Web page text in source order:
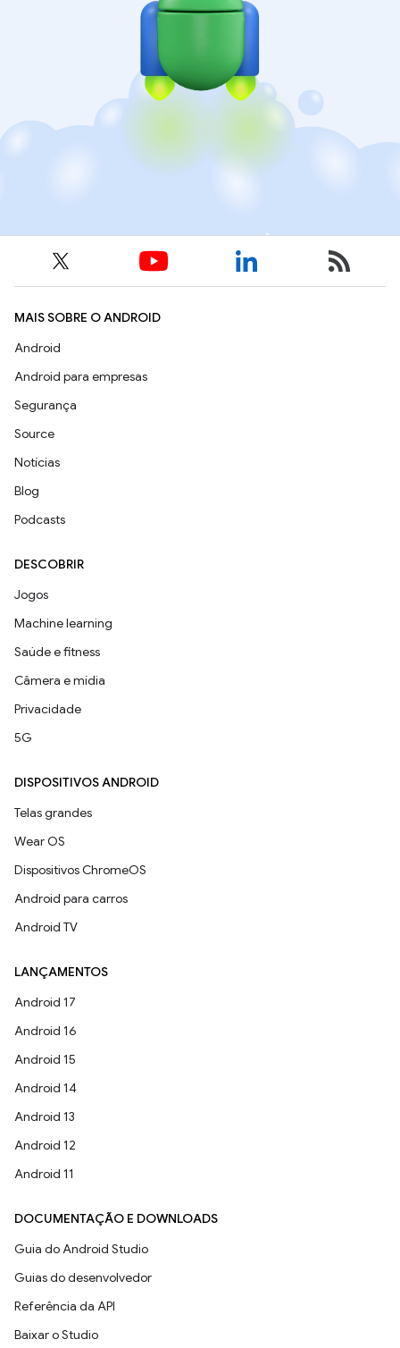
MAIS SOBRE O ANDROID
Android
Android para empresas
Segurança
Source
Notícias
Blog
Podcasts
DESCOBRIR
Jogos
Machine learning
Saúde e fitness
Câmera e mídia
Privacidade
5G
DISPOSITIVOS ANDROID
Telas grandes
Wear OS
Dispositivos ChromeOS
Android para carros
Android TV
LANÇAMENTOS
Android 17
Android 16
Android 15
Android 14
Android 13
Android 12
Android 11
DOCUMENTAÇÃO E DOWNLOADS
Guia do Android Studio
Guias do desenvolvedor
Referência da API
Baixar o Studio